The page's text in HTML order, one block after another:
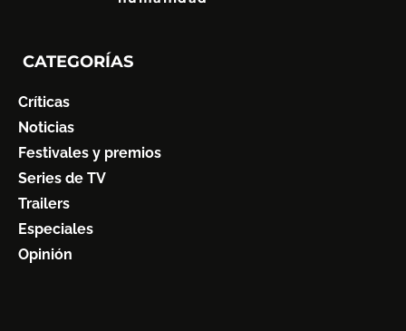
CATEGORÍAS
Críticas
Noticias
Festivales y premios
Series de TV
Trailers
Especiales
Opinión